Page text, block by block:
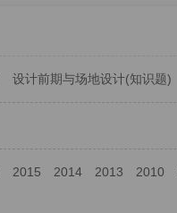
设计前期与场地设计(知识题)
2015 2014 2013 2010